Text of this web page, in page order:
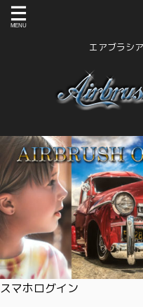
エアブラシ
スマホログイン